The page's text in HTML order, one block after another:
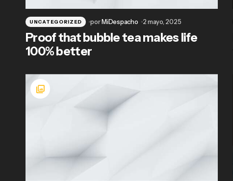
UNCATEGORIZED porMiDespacho 2 mayo, 2025
Proof that bubble tea makes life
100% better